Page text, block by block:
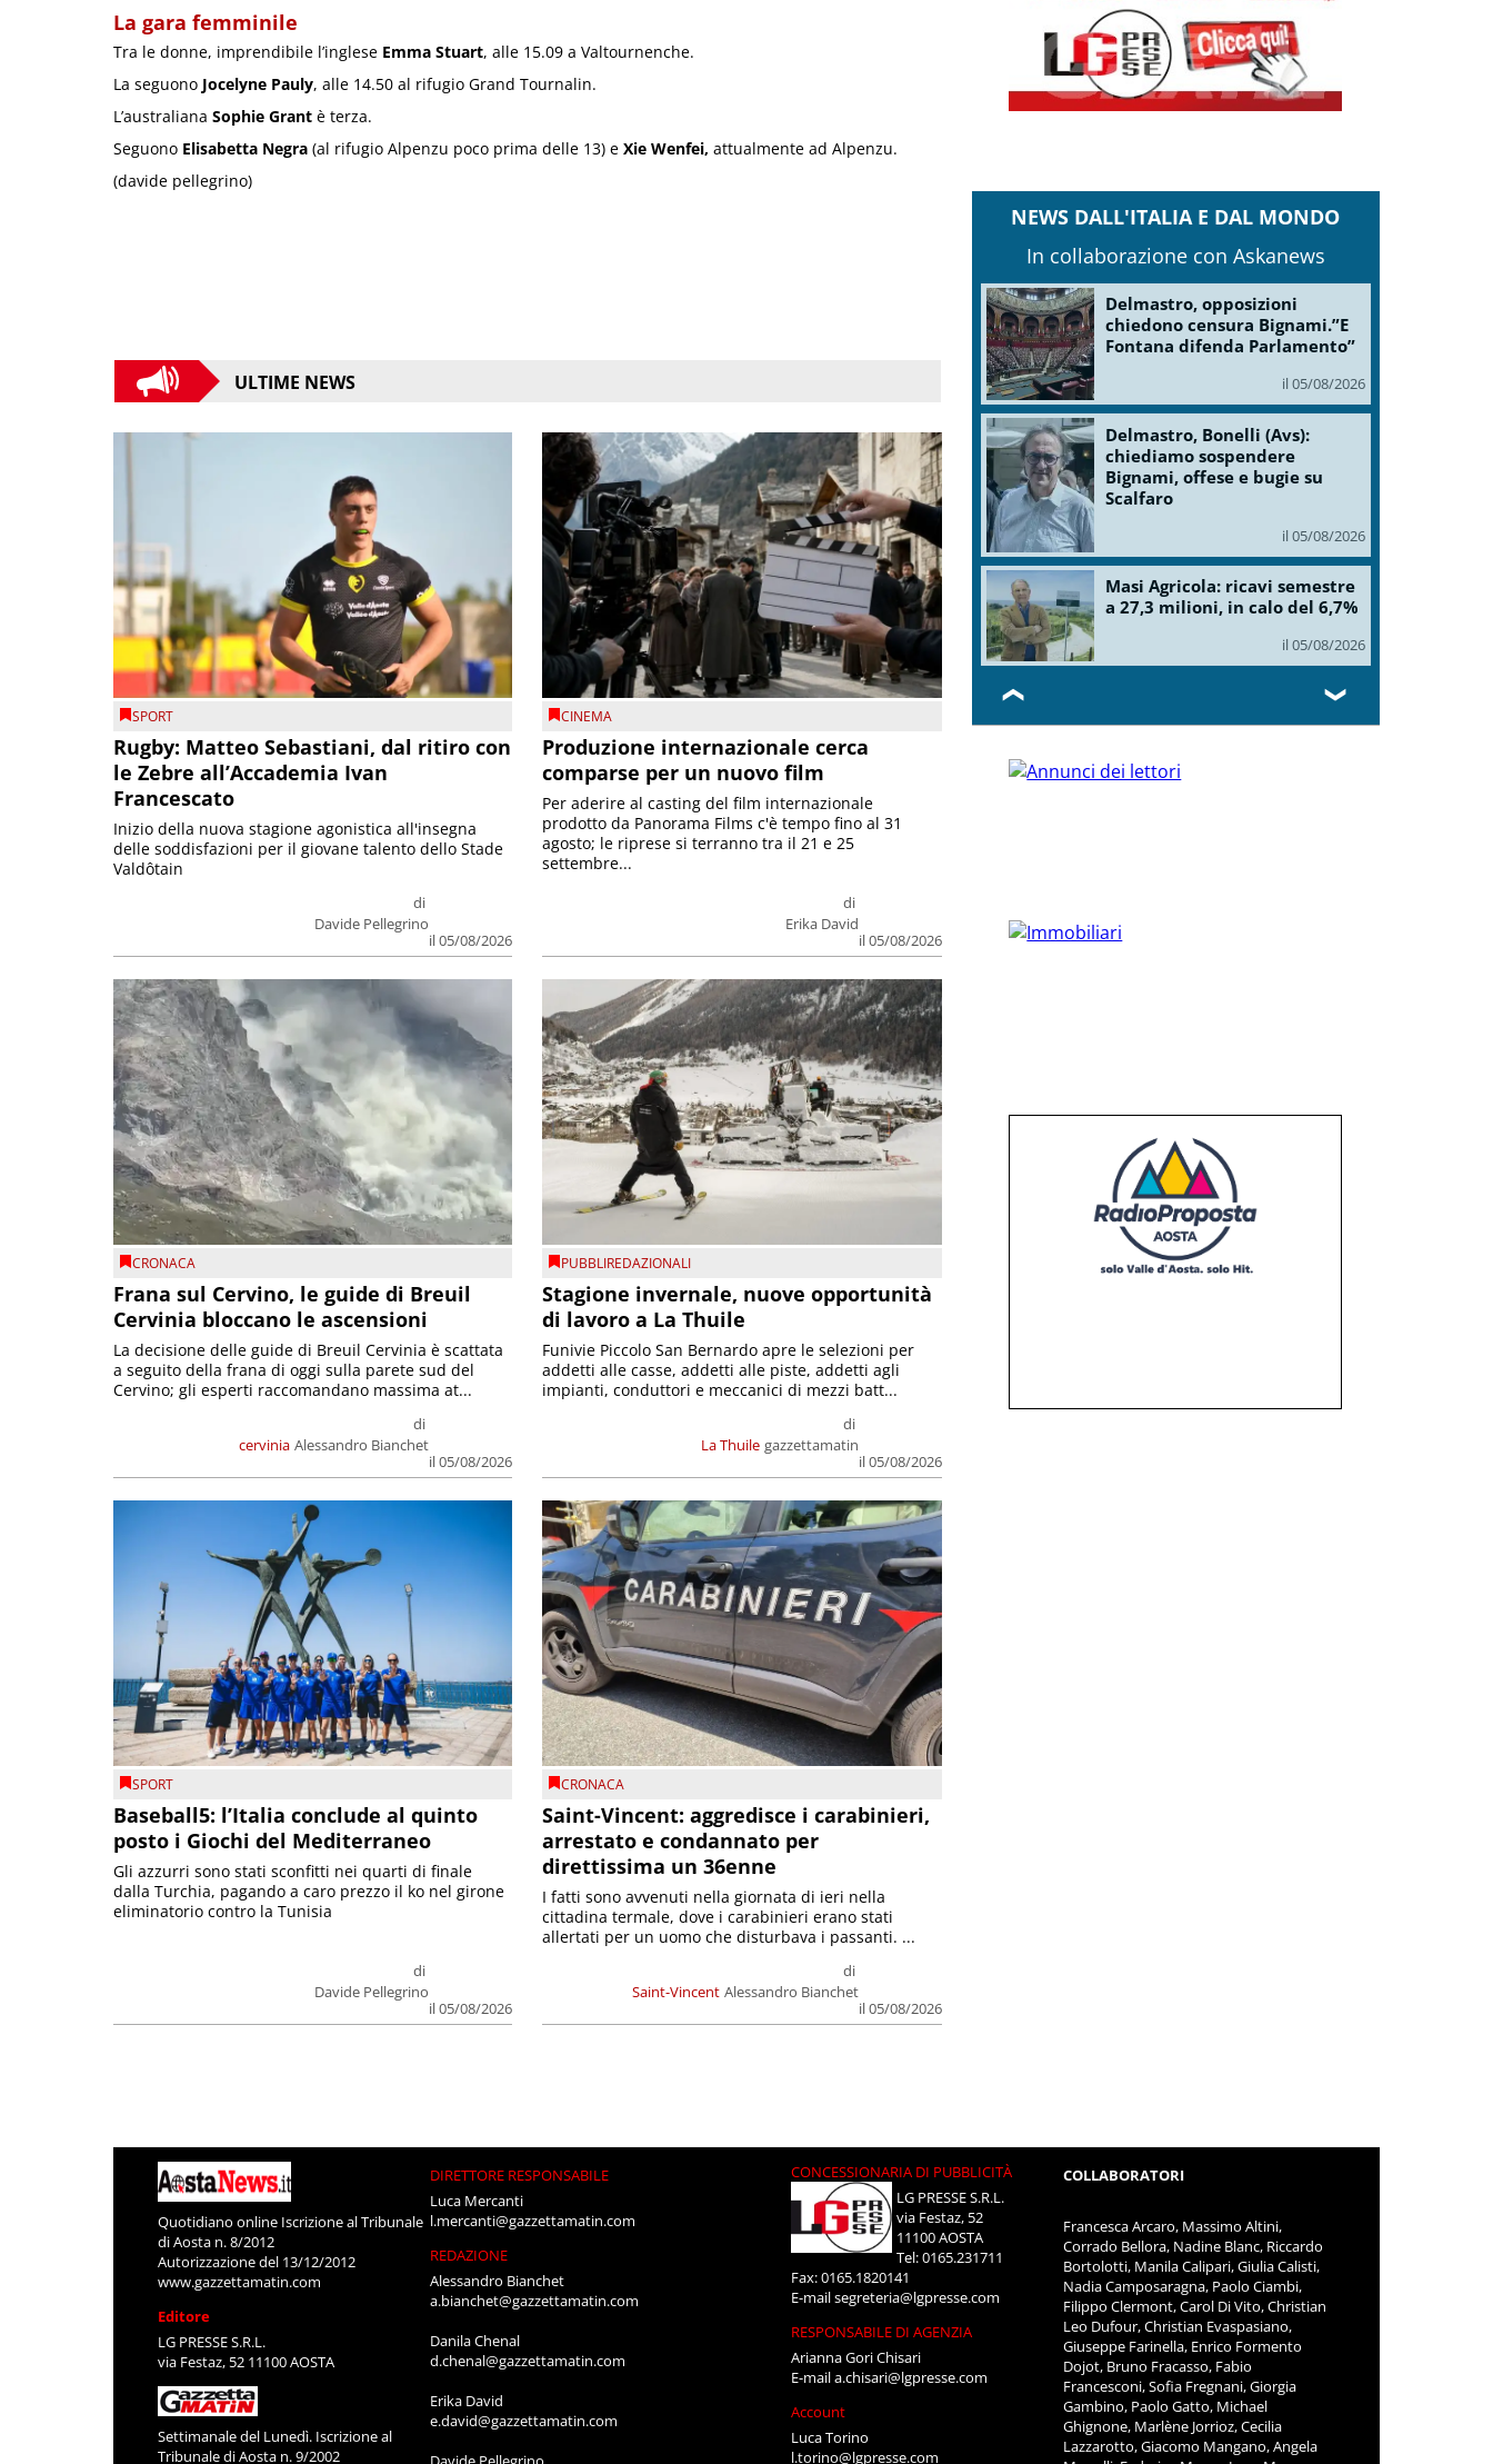
La gara femminile
Tra le donne, imprendibile l’inglese Emma Stuart, alle 15.09 a Valtournenche.
La seguono Jocelyne Pauly, alle 14.50 al rifugio Grand Tournalin.
L’australiana Sophie Grant è terza.
Seguono Elisabetta Negra (al rifugio Alpenzu poco prima delle 13) e Xie Wenfei, attualmente ad Alpenzu.
(davide pellegrino)
ULTIME NEWS
SPORT
Rugby: Matteo Sebastiani, dal ritiro con
le Zebre all’Accademia Ivan
Francescato
di
Davide Pellegrino
il 05/08/2026
Inizio della nuova stagione agonistica all'insegna
delle soddisfazioni per il giovane talento dello Stade
Valdôtain
CINEMA
Produzione internazionale cerca
comparse per un nuovo film
di
Erika David
il 05/08/2026
Per aderire al casting del film internazionale
prodotto da Panorama Films c'è tempo fino al 31
agosto; le riprese si terranno tra il 21 e 25
settembre...
CRONACA
Frana sul Cervino, le guide di Breuil
Cervinia bloccano le ascensioni
cervinia
di
Alessandro Bianchet
il 05/08/2026
La decisione delle guide di Breuil Cervinia è scattata
a seguito della frana di oggi sulla parete sud del
Cervino; gli esperti raccomandano massima at...
PUBBLIREDAZIONALI
Stagione invernale, nuove opportunità
di lavoro a La Thuile
La Thuile
di
gazzettamatin
il 05/08/2026
Funivie Piccolo San Bernardo apre le selezioni per
addetti alle casse, addetti alle piste, addetti agli
impianti, conduttori e meccanici di mezzi batt...
SPORT
Baseball5: l’Italia conclude al quinto
posto i Giochi del Mediterraneo
di
Davide Pellegrino
il 05/08/2026
Gli azzurri sono stati sconfitti nei quarti di finale
dalla Turchia, pagando a caro prezzo il ko nel girone
eliminatorio contro la Tunisia
CRONACA
Saint-Vincent: aggredisce i carabinieri,
arrestato e condannato per
direttissima un 36enne
Saint-Vincent
di
Alessandro Bianchet
il 05/08/2026
I fatti sono avvenuti nella giornata di ieri nella
cittadina termale, dove i carabinieri erano stati
allertati per un uomo che disturbava i passanti. ...
NEWS DALL'ITALIA E DAL MONDO
In collaborazione con Askanews
Delmastro, opposizioni
chiedono censura Bignami.”E
Fontana difenda Parlamento”
il 05/08/2026
Delmastro, Bonelli (Avs):
chiediamo sospendere
Bignami, offese e bugie su
Scalfaro
il 05/08/2026
Masi Agricola: ricavi semestre
a 27,3 milioni, in calo del 6,7%
il 05/08/2026
❮ ❯
Quotidiano online Iscrizione al Tribunale
di Aosta n. 8/2012
Autorizzazione del 13/12/2012
www.gazzettamatin.com
Editore
LG PRESSE S.R.L.
via Festaz, 52 11100 AOSTA
Settimanale del Lunedì. Iscrizione al
Tribunale di Aosta n. 9/2002
DIRETTORE RESPONSABILE
Luca Mercanti
l.mercanti@gazzettamatin.com
REDAZIONE
Alessandro Bianchet
a.bianchet@gazzettamatin.com
Danila Chenal
d.chenal@gazzettamatin.com
Erika David
e.david@gazzettamatin.com
CONCESSIONARIA DI PUBBLICITÀ
LG PRESSE S.R.L.
via Festaz, 52
11100 AOSTA
Tel: 0165.231711
Fax: 0165.1820141
E-mailsegreteria@lgpresse.com
RESPONSABILE DI AGENZIA
Arianna Gori Chisari
E-maila.chisari@lgpresse.com
Account
Luca Torino
l.torino@lgpresse.com
COLLABORATORI
Francesca Arcaro, Massimo Altini,
Corrado Bellora, Nadine Blanc, Riccardo
Bortolotti, Manila Calipari, Giulia Calisti,
Nadia Camposaragna, Paolo Ciambi,
Filippo Clermont, Carol Di Vito, Christian
Leo Dufour, Christian Evaspasiano,
Giuseppe Farinella, Enrico Formento
Dojot, Bruno Fracasso, Fabio
Francesconi, Sofia Fregnani, Giorgia
Gambino, Paolo Gatto, Michael
Ghignone, Marlène Jorrioz, Cecilia
Lazzarotto, Giacomo Mangano, Angela